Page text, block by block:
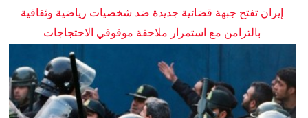
إيران تفتح جبهة قضائية جديدة ضد شخصيات رياضية وثقافية
بالتزامن مع استمرار ملاحقة موقوفي الاحتجاجات